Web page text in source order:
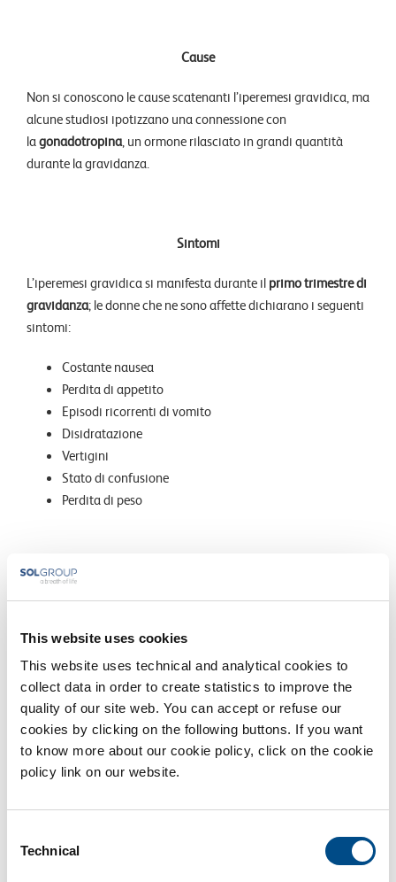
This website uses cookies
This website uses technical and analytical cookies to
collect data in order to create statistics to improve the
quality of our site web. You can accept or refuse our
cookies by clicking on the following buttons. If you want
to know more about our cookie policy, click on the cookie
policy link on our website.
Selection
Technical
Cause
Non si conoscono le cause scatenanti l’iperemesi gravidica, ma
alcune studiosi ipotizzano una connessione con
lagonadotropina, un ormone rilasciato in grandi quantità
durante la gravidanza.
Sintomi
L’iperemesi gravidica si manifesta durante il primo trimestre di
gravidanza; le donne che ne sono affette dichiarano i seguenti
sintomi:
Costante nausea
Perdita di appetito
Episodi ricorrenti di vomito
Disidratazione
Vertigini
Stato di confusione
Perdita di peso
un cambiamento della propria dieta, riposo e antiacidi, mentre
icasi più complessi richiedono spesso un ricovero ospedaliero
così che la futura mamma possa ricevere le giuste cure e
idratarsi in modo corretto.
In ogni caso non bisogna procedere con cure fai da te
consultare sempre il proprio medico per intraprendere il